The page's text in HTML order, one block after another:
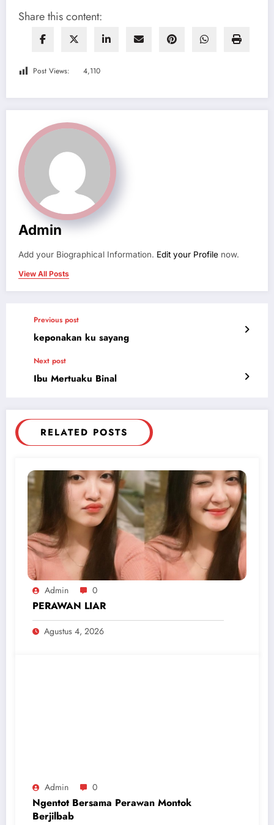
Share this content:
Post Views: 4,110
Admin
Add your Biographical Information. Edit your Profile now.
View All Posts
Previous post
keponakan ku sayang
Next post
Ibu Mertuaku Binal
RELATED POSTS
Admin 0
PERAWAN LIAR
Agustus 4, 2026
Admin 0
Ngentot Bersama Perawan Montok
Berjilbab